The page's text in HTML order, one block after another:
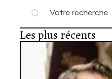
Les plus récents